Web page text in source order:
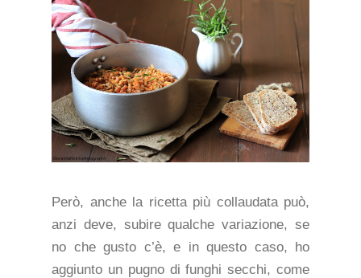
Però, anche la ricetta più collaudata può,
anzi deve, subire qualche variazione, se
no che gusto c’è, e in questo caso, ho
aggiunto un pugno di funghi secchi, come